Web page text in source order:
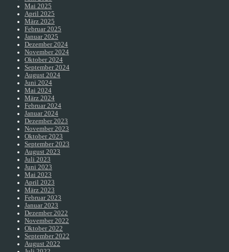
Mai 2025
April 2025
März 2025
Februar 2025
Januar 2025
Dezember 2024
November 2024
Oktober 2024
September 2024
August 2024
Juni 2024
Mai 2024
März 2024
Februar 2024
Januar 2024
Dezember 2023
November 2023
Oktober 2023
September 2023
August 2023
Juli 2023
Juni 2023
Mai 2023
April 2023
März 2023
Februar 2023
Januar 2023
Dezember 2022
November 2022
Oktober 2022
September 2022
August 2022